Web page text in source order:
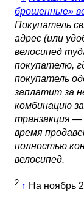
брошенные»
Покупатель
адрес (или
велосипед
покупателю,
покупатель
заплатит за
комбинацию
транзакция —
время
полностью
велосипед.
2 ↑ На ноябрь